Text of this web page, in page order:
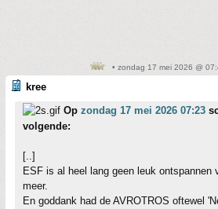
• zondag 17 mei 2026 @
kree
Op zondag 17 mei 2026 07:23
volgende:
[..]
ESF is al heel lang geen leuk ontspannen
meer.
En goddank had de AVROTROS oftewel